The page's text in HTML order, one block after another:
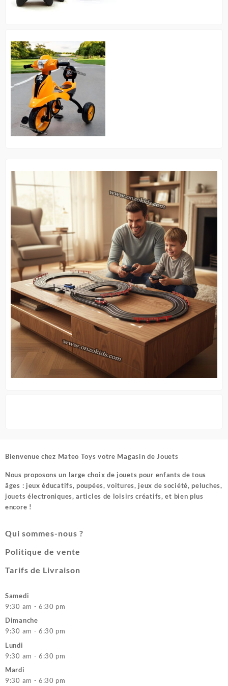
Bienvenue chez Mateo Toys votre Magasin de Jouets
Nous proposons un large choix de jouets pour enfants de tous
âges : jeux éducatifs, poupées, voitures, jeux de société, peluches,
jouets électroniques, articles de loisirs créatifs, et bien plus
encore !
Qui sommes-nous ?
Politique de vente
Tarifs de Livraison
Samedi
9:30 am - 6:30 pm
Dimanche
9:30 am - 6:30 pm
Lundi
9:30 am - 6:30 pm
Mardi
9:30 am - 6:30 pm